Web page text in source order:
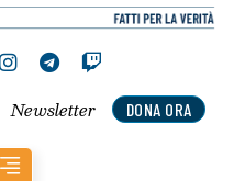
DONA ORA
Newsletter